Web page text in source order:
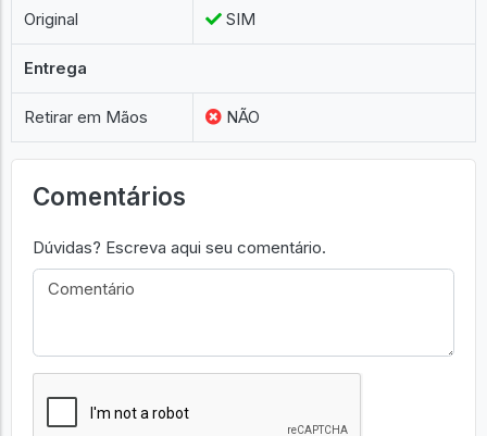
Original SIM
Entrega
Retirar em Mãos NÃO
Comentários
Dúvidas? Escreva aqui seu comentário.